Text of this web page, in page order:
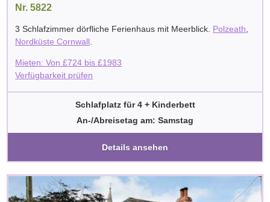
Nr. 5822
3 Schlafzimmer dörfliche Ferienhaus mit Meerblick. Polzeath
Nordküste Cornwall
Mieten: Von£724 bis£1983
Verfügbarkeit prüfen
Schlafplatz für 4 + Kinderbett
An-/Abreisetag am: Samstag
Details ansehen